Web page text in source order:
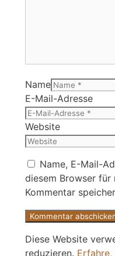
Name
E-Mail-Adresse
Website
Name, E-Mail-
diesem Browser für
Kommentar
Diese Website
reduzieren.